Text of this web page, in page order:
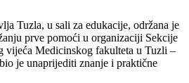
Tuzla, u sali za edukacije, održana je
prve pomoći u organizaciji Sekcije
vijeća Medicinskog fakulteta u Tuzli –
je unaprijediti znanje i praktične